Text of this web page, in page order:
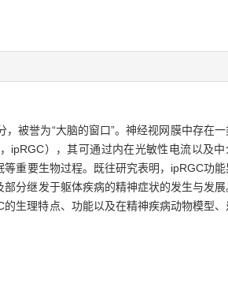
被誉为“大脑的窗口”。神经视网膜中存在一
ipRGC），其可通过内在光敏性电流以及中
重要生物过程。既往研究表明，ipRGC功能
分继发于躯体疾病的精神症状的发生与发展
生理特点、功能以及在精神疾病动物模型、